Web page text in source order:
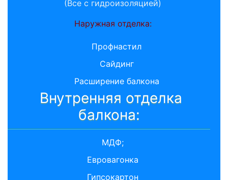
(Все с гидроизоляцией)
Наружная отделка:
Профнастил
Сайдинг
Расширение балкона
Внутренняя отделка
балкона:
МДФ;
Евровагонка
Гипсокартон